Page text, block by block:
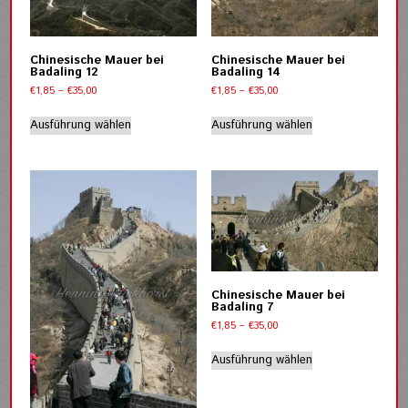
können
auf
Produktseite
können
auf
Produktseite
Chinesische Mauer bei
Badaling 12
€1,85 –€35,00Preisspanne:
bis
€35,00
Ausführung wählen
Dieses
Produkt
mehrere
auf.
Die
Optionen
können
auf
der
Produktseite
gewählt
werden
Chinesische Mauer bei
Badaling 14
€1,85 – €35,00Preisspanne:
bis
€35,00
Ausführung wählen
Dieses
Produkt
mehrere
Varianten
auf.
Die
Optionen
können
auf
der
werden
Chinesische Mauer bei
Badaling 7
€1,85 – €35,00Preisspanne:
bis
€35,00
Ausführung wählen
Dieses
Produkt